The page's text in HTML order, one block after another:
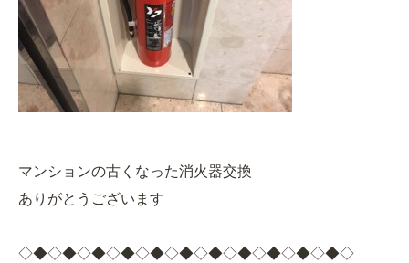
マンションの古くなった消火器交換
ありがとうございます
◇◆◇◆◇◆◇◆◇◆◇◆◇◆◇◆◇◆◇◆◇◆◇